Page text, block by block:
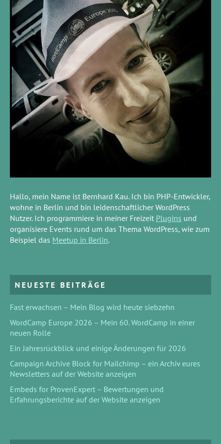
Hallo, mein Name ist Bernhard Kau. Ich bin PHP-Entwickler,
wohne in Berlin und bin leidenschaftlicher WordPress
Nutzer. Ich programmiere in meiner Freizeit Plugins und
organisiere Events rund um das Thema WordPress, wie zum
Beispiel das Meetup in Berlin.
NEUESTE BEITRÄGE
Fast erwachsen – Mein Blog wird heute siebzehn
WordCamp Europe 2026 – Mein 60. WordCamp in einer
neuen Rolle
Ein Jahresrückblick und einige Änderungen für 2026
Campaign Archive Block for Mailchimp – ein Archiv eures
Newsletters auf der Website anzeigen
Embeds for ProvenExpert – Bewertungen und
Erfahrungsberichte auf der Website anzeigen